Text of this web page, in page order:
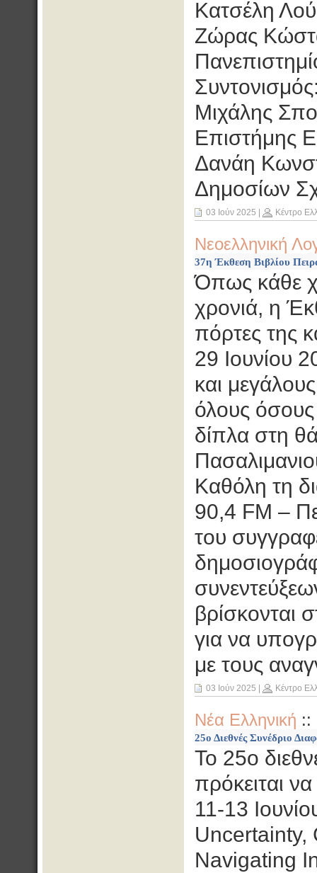
Κατσέλη
Ζώρας
Μιχάλης
Επιστήμης
Δανάη
Δημοσίων
03 Ιούν 2025 Κέντρο
Νεοελληνική
37η Έκθεση Βιβλίου
Όπως κάθε
χρονιά, η
πόρτες της
29 Ιουνίου
και
όλους
δίπλα στη
Καθόλη τη
90,4 FM –
του
βρίσκονται
για να
με τους
03 Ιούν 2025 Κέντρο
Νέα Ελληνική ::
25ο Διεθνές Συνέδριο
Το 25ο
πρόκειται
11-13
Uncertainty,
Navigating